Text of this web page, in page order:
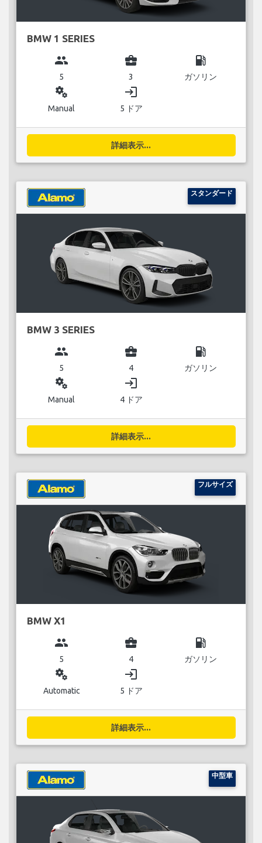
BMW 1 SERIES
group
5
business_center
3
local_gas_station
ガソリン
miscellaneous_services
Manual
login
5 ドア
詳細表示...
スタンダード
BMW 3 SERIES
group
5
business_center
4
local_gas_station
ガソリン
miscellaneous_services
Manual
login
4 ドア
詳細表示...
フルサイズ
BMW X1
group
5
business_center
4
local_gas_station
ガソリン
miscellaneous_services
Automatic
login
5 ドア
詳細表示...
中型車